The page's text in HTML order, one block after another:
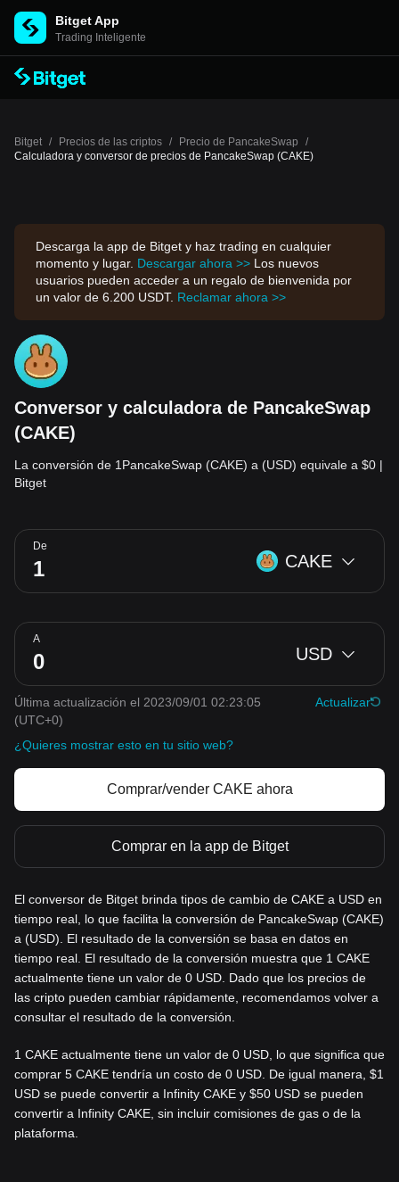
Bitget App
Trading Inteligente
Bitget / Precios de las criptos / Precio de PancakeSwap
/
Calculadora y conversor de precios de PancakeSwap (CAKE)
Descarga la app de Bitget y haz trading en cualquier
momento y lugar. Descargar ahora >> Los nuevos
usuarios pueden acceder a un regalo de bienvenida por
un valor de 6.200 USDT. Reclamar ahora >>
Conversor y calculadora de PancakeSwap
(CAKE)
La conversión de 1PancakeSwap (CAKE) a (USD) equivale a $0 |
Bitget
De
CAKE
A
USD
Última actualización el 2023/09/01 02:23:05
(UTC+0)
Actualizar
¿Quieres mostrar esto en tu sitio web?
Comprar/vender CAKE ahora
Comprar en la app de Bitget
El conversor de Bitget brinda tipos de cambio de CAKE a USD en
tiempo real, lo que facilita la conversión de PancakeSwap (CAKE)
a (USD). El resultado de la conversión se basa en datos en
tiempo real. El resultado de la conversión muestra que 1 CAKE
actualmente tiene un valor de 0 USD. Dado que los precios de
las cripto pueden cambiar rápidamente, recomendamos volver a
consultar el resultado de la conversión.
1 CAKE actualmente tiene un valor de 0 USD, lo que significa que
comprar 5 CAKE tendría un costo de 0 USD. De igual manera, $1
USD se puede convertir a Infinity CAKE y $50 USD se pueden
convertir a Infinity CAKE, sin incluir comisiones de gas o de la
plataforma.